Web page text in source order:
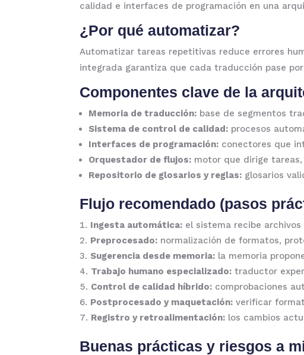
calidad e interfaces de programación en una
¿Por qué automatizar?
Automatizar tareas repetitivas reduce errores
integrada garantiza que cada traducción pase
Componentes clave de la
Memoria de traducción: base de segmentos
Sistema de control de calidad: procesos
Interfaces de programación: conectores que
Orquestador de flujos: motor que dirige
Repositorio de glosarios y reglas: glosarios
Flujo recomendado (pasos
Ingesta automática: el sistema recibe
Preprocesado: normalización de formatos,
Sugerencia desde memoria: la memoria
Trabajo humano especializado: traductor
Control de calidad híbrido: comprobaciones
Postprocesado y maquetación: verificar
Registro y retroalimentación: los cambios
Buenas prácticas y riesgos a